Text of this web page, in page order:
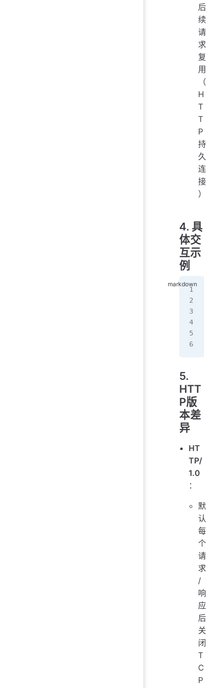
后
续
请
求
复
用
（
H
T
T
P
持
久
连
接
）
4. 具
体交
互示
例
5.
HTT
P版
本差
异
HT
TP/
1.0
：
默
认
每
个
请
求
/
响
应
后
关
闭
T
C
P